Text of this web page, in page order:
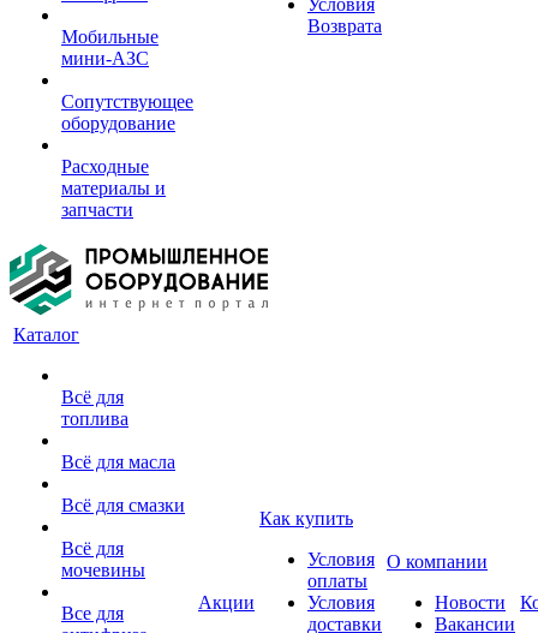
Мобильные
мини-АЗС
Сопутствующее
оборудование
Расходные
материалы и
запчасти
Условия
Возврата
Каталог
Всё для
топлива
Всё для масла
Всё для смазки
Всё для
мочевины
Все для
Акции
Как купить
Условия
оплаты
Условия
доставки
О компании
Новости
Вакансии